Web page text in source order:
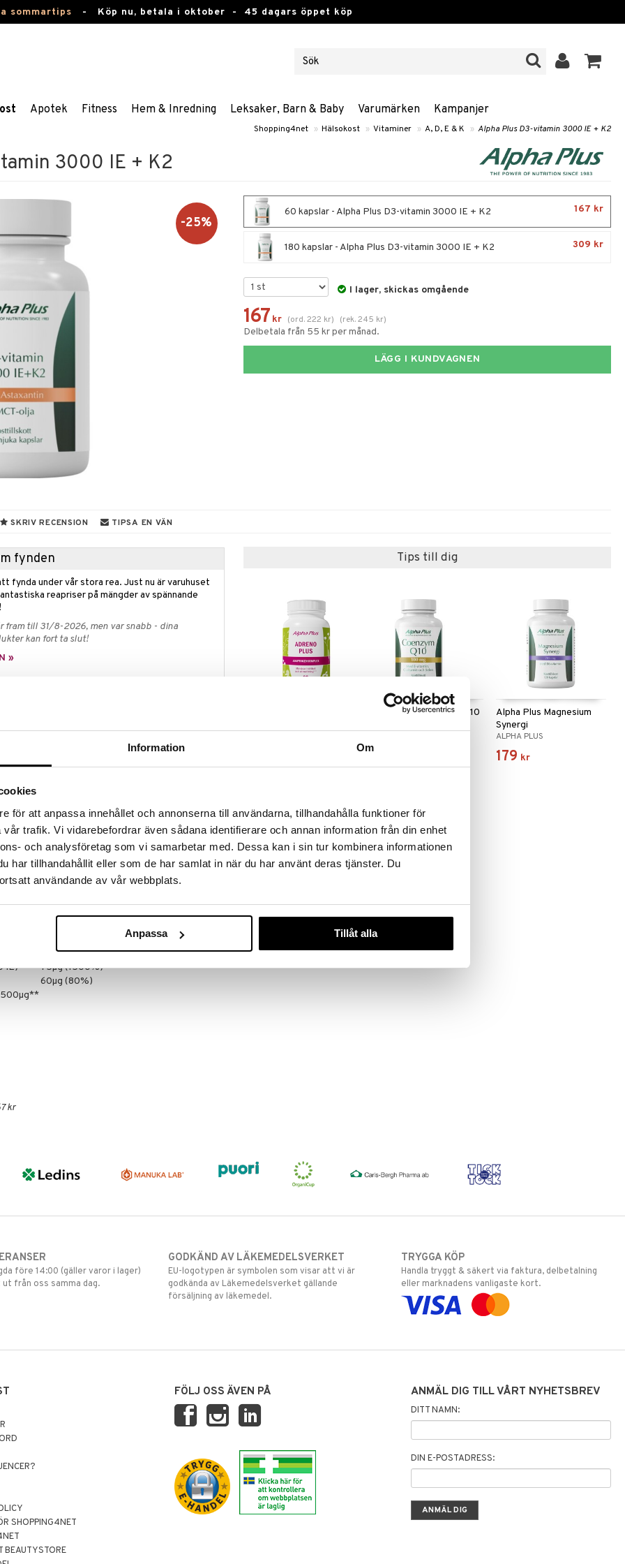
Information Om
för att anpassa innehållet och annonserna till användarna, tillhandahålla funktioner för
trafik. Vi vidarebefordrar även sådana identifierare och annan information från din enhet
och analysföretag som vi samarbetar med. Dessa kan i sin tur kombinera informationen
har tillhandahållit eller som de har samlat in när du har använt deras tjänster. Du
användande av vår webbplats.
Anpassa Tillåt alla
sommartips - Köp nu, betala i oktober - 45 dagars öppet köp
Apotek Fitness Hem & Inredning Leksaker, Barn & Baby Varumärken Kampanjer
Shopping4net » Hälsokost » Vitaminer » A, D, E & K » Alpha Plus D3-vitamin 3000 IE + K2
3000 IE + K2
-25%
60 kapslar - Alpha Plus D3-vitamin 3000 IE + K2 167 kr
180 kapslar - Alpha Plus D3-vitamin 3000 IE + K2 309 kr
I lager, skickas omgående
167 kr (ord.222 kr) (rek.245 kr)
Delbetala från 55 kr per månad.
LÄGG I KUNDVAGNEN
SKRIV RECENSION TIPSA EN VÄN
fynden
fynda under vår stora rea. Just nu är varuhuset
reapriser på mängder av spännande
fram till 31/8-2026, men var snabb - dina
kan fort ta slut!
»
normala funktion samt till att bibehålla normal
och normala tänder.
och till att bibehålla normal benstomme.
daglig dos bör inte överskridas. Kosttillskott
till en varierad kost. Förvaras utom räckhåll för små
(Haematococcus pluvialis)), D3-vitamin
IE)
75µg (1500%)
60µg (80%)
500µg**
kr
Tips till dig
Alpha Plus Coenzym Q10
205
Alpha Plus Magnesium
Synergi
ALPHA PLUS
179 kr
före 14:00 (gäller varor i lager)
från oss samma dag.
GODKÄND AV LÄKEMEDELSVERKET
EU-logotypen är symbolen som visar att vi är
godkända av Läkemedelsverket gällande
försäljning av läkemedel.
TRYGGA KÖP
Handla tryggt & säkert via faktura, delbetalning
eller marknadens vanligaste kort.
SHOPPING4NET
BEAUTYSTORE
FÖLJ OSS ÄVEN PÅ ANMÄL DIG TILL VÅRT NYHETSBREV
DITT NAMN:
DIN E-POSTADRESS: